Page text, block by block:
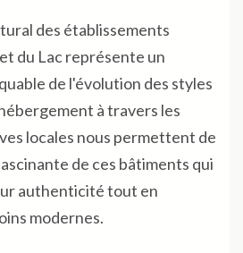
des établissements
du Lac représente un
de l'évolution des styles
à travers les
locales nous permettent de
de ces bâtiments qui
authenticité tout en
modernes.